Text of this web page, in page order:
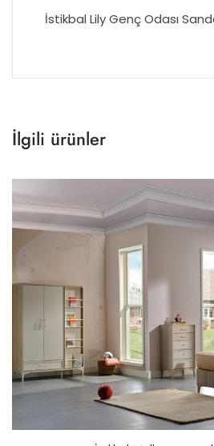
İstikbal Lily Genç Odası
İlgili ürünler